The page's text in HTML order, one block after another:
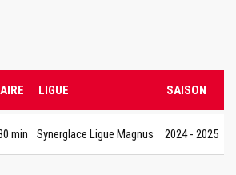
LIGUE SAISON
min Synerglace Ligue Magnus 2024 - 2025